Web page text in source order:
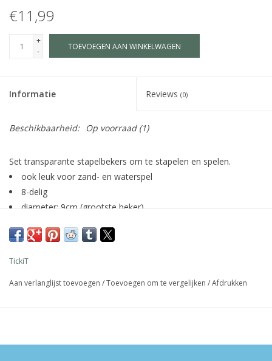
€11,99
+
-
TOEVOEGEN AAN WINKELWAGEN
Informatie Reviews (0)
Beschikbaarheid: Op voorraad(1)
Set transparante stapelbekers om te stapelen en spelen.
ook leuk voor zand- en waterspel
8-delig
diameter: 9cm (grootste beker)
TickiT
Aan verlanglijst toevoegen /Toevoegen om te vergelijken /Afdrukken